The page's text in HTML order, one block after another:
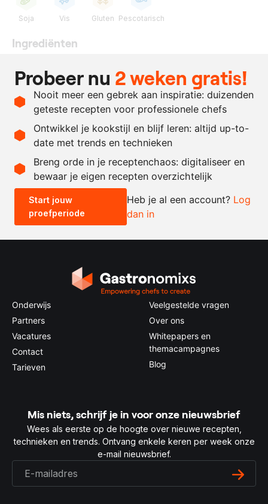
Soja Vis Gluten Pescotarisch
Ingrediënten
700
gram
mirin
160
gram
witte sojasaus
Recept omrekenen
- +
0.5x 1x 2x
Probeer nu 2 weken gratis!
Nooit meer een gebrek aan inspiratie: duizenden
geteste recepten voor professionele chefs
Ontwikkel je kookstijl en blijf leren: altijd up-to-
date met trends en technieken
Breng orde in je receptenchaos: digitaliseer en
bewaar je eigen recepten overzichtelijk
Start jouw
proefperiode
Heb je al een account? Log
dan in
Onderwijs
Partners
Vacatures
Contact
Tarieven
Veelgestelde vragen
Over ons
Whitepapers en
themacampagnes
Blog
Mis niets, schrijf je in voor onze nieuwsbrief
Wees als eerste op de hoogte over nieuwe recepten,
technieken en trends. Ontvang enkele keren per week onze
e-mail nieuwsbrief.